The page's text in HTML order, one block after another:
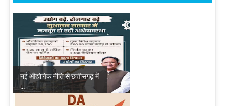
नई औद्योगिक नीति से छत्तीसगढ़ में
...